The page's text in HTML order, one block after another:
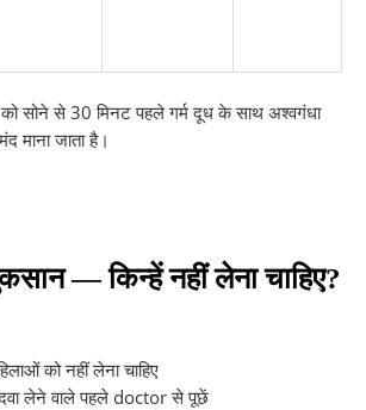
को सोने से 30 मिनट पहले गर्म दूध के साथ अश्वगंधा
माना जाता है।
— किन्हें नहीं लेना चाहिए?
को नहीं लेना चाहिए
लेने वाले पहले doctor से पूछें